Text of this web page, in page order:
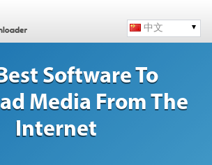
中文
Software To
Media From The
Internet